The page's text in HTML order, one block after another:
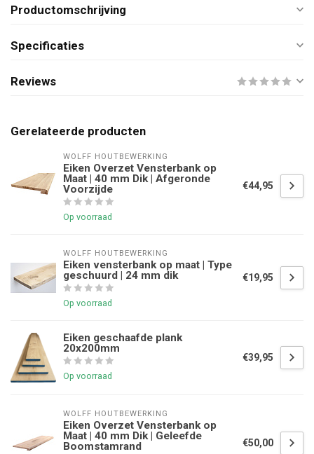
Productomschrijving
Specificaties
Reviews
Gerelateerde producten
WOLFF HOUTBEWERKING
Eiken Overzet Vensterbank op
Maat | 40 mm Dik | Afgeronde
Voorzijde
Op voorraad
€44,95
WOLFF HOUTBEWERKING
Eiken vensterbank op maat | Type
geschuurd | 24 mm dik
Op voorraad
€19,95
Eiken geschaafde plank
20x200mm
Op voorraad
€39,95
WOLFF HOUTBEWERKING
Eiken Overzet Vensterbank op
Maat | 40 mm Dik | Geleefde
Boomstamrand
€50,00